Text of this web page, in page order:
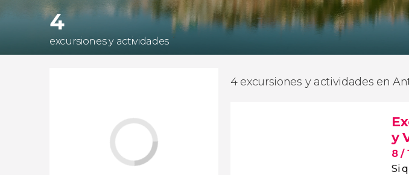
4
excursiones y actividades
4 excursiones y actividades en
y
8/
Si